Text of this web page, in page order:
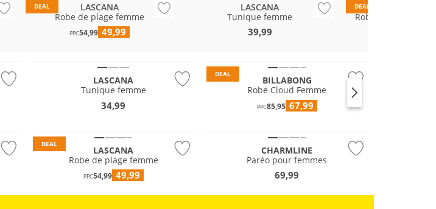
DEAL
LASCANA
Robe de plage femme
PPC54,99 49,99
LASCANA
Tunique femme
39,99
DEAL
Robe de plage
LASCANA
Tunique femme
34,99
DEAL
BILLABONG
Robe Cloud Femme
PPC85,95 67,99
DEAL
LASCANA
Robe de plage femme
PPC54,99 49,99
CHARMLINE
Paréo pour femmes
69,99